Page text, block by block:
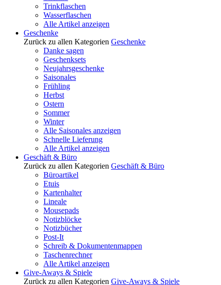
Trinkflaschen
Wasserflaschen
Alle Artikel anzeigen
Geschenke
Zurück zu allen Kategorien Geschenke
Danke sagen
Geschenksets
Neujahrsgeschenke
Saisonales
Frühling
Herbst
Ostern
Sommer
Winter
Alle Saisonales anzeigen
Schnelle Lieferung
Alle Artikel anzeigen
Geschäft & Büro
Zurück zu allen Kategorien Geschäft & Büro
Büroartikel
Etuis
Kartenhalter
Lineale
Mousepads
Notizblöcke
Notizbücher
Post-It
Schreib & Dokumentenmappen
Taschenrechner
Alle Artikel anzeigen
Give-Aways & Spiele
Zurück zu allen Kategorien Give-Aways & Spiele